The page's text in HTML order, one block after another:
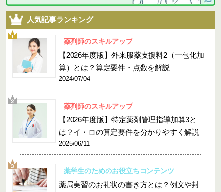
人気記事ランキング
薬剤師のスキルアップ
【2026年度版】外来服薬支援料2（一包化加
算）とは？算定要件・点数を解説
2024/07/04
薬剤師のスキルアップ
【2026年度版】特定薬剤管理指導加算3と
は？イ・ロの算定要件を分かりやすく解説
2025/06/11
薬学生のためのお役立ちコンテンツ
薬局実習のお礼状の書き方とは？例文や封